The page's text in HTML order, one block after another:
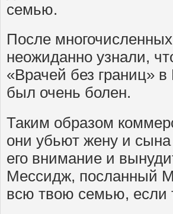
семью.
После
неожиданно узнали,
«Врачей без границ»
был очень болен.
Таким образом
они убьют жену и
его внимание и
Мессидж, посланный
всю твою семью, если